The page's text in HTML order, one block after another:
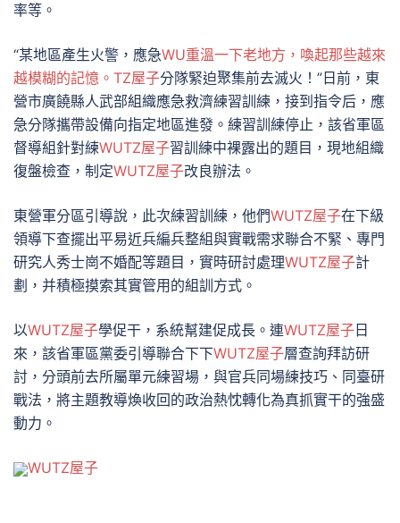
率等。
“某地區產生火警，應急WU重溫一下老地方，喚起那些越來
越模糊的記憶。TZ屋子分隊緊迫聚集前去滅火！”日前，東
營市廣饒縣人武部組織應急救濟練習訓練，接到指令后，應
急分隊攜帶設備向指定地區進發。練習訓練停止，該省軍區
督導組針對練WUTZ屋子習訓練中裸露出的題目，現地組織
復盤檢查，制定WUTZ屋子改良辦法。
東營軍分區引導說，此次練習訓練，他們WUTZ屋子在下級
領導下查擺出平易近兵編兵整組與實戰需求聯合不緊、專門
研究人秀士崗不婚配等題目，實時研討處理WUTZ屋子計
劃，并積極摸索其實管用的組訓方式。
以WUTZ屋子學促干，系統幫建促成長。連WUTZ屋子 日
來，該省軍區黨委引導聯合下下WUTZ屋子層查詢拜訪研
討，分頭前去所屬單元練習場，與官兵同場練技巧、同臺研
戰法，將主題教導煥收回的政治熱忱轉化為真抓實干的強盛
動力。
WUTZ屋子